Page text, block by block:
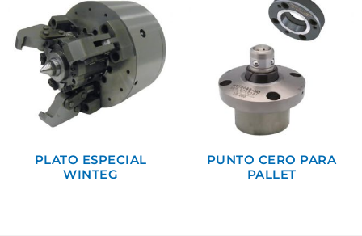
PLATO ESPECIAL
WINTEG
PUNTO CERO PARA
PALLET